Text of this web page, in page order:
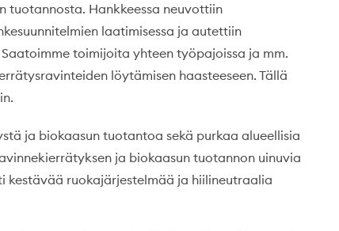
tuotannosta. Hankkeessa neuvottiin
laatimisessa ja autettiin
toimijoita yhteen työpajoissa ja mm.
löytämisen haasteeseen. Tällä
ja biokaasun tuotantoa sekä purkaa alueellisia
ja biokaasun tuotannon uinuvia
kestävää ruokajärjestelmää ja hiilineutraalia